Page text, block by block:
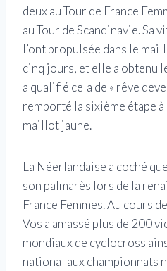
deux au Tour de France
au Tour de Scandinavie. Sa
l’ont propulsée dans le
cinq jours, et elle a obtenu
a qualifié cela de « rêve
remporté la sixième étape
maillot jaune.
La Néerlandaise a coché
son palmarès lors de la
France Femmes. Au cours
Vos a amassé plus de 200
mondiaux de cyclocross
national aux championnats